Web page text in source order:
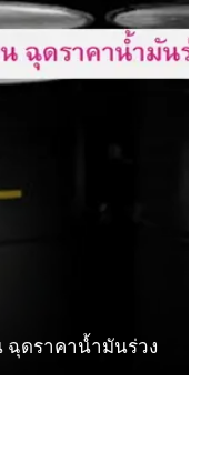
ฉุดราคาน้ำมันร่วง